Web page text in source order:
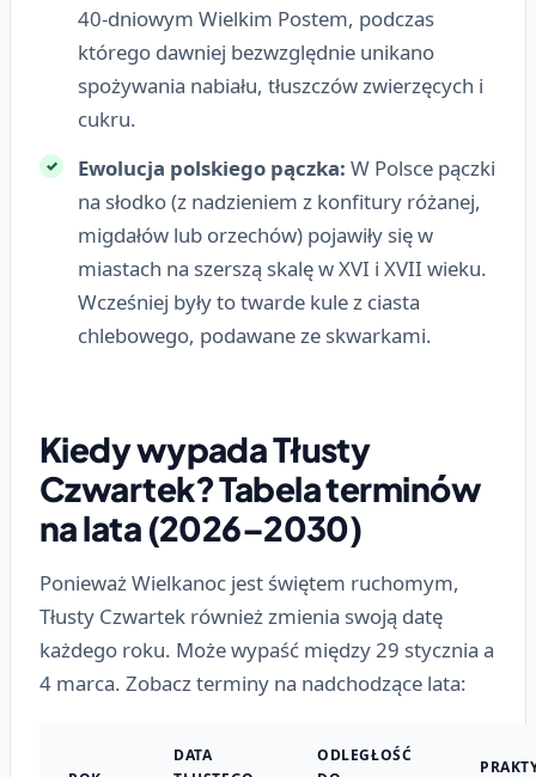
40-dniowym Wielkim Postem, podczas
którego dawniej bezwzględnie unikano
spożywania nabiału, tłuszczów zwierzęcych i
cukru.
Ewolucja polskiego pączka: W Polsce pączki
na słodko (z nadzieniem z konfitury różanej,
migdałów lub orzechów) pojawiły się w
miastach na szerszą skalę w XVI i XVII wieku.
Wcześniej były to twarde kule z ciasta
chlebowego, podawane ze skwarkami.
Kiedy wypada Tłusty
Czwartek? Tabela terminów
na lata (2026–2030)
Ponieważ Wielkanoc jest świętem ruchomym,
Tłusty Czwartek również zmienia swoją datę
każdego roku. Może wypaść między 29 stycznia a
4 marca. Zobacz terminy na nadchodzące lata:
DATA
ODLEGŁOŚĆ